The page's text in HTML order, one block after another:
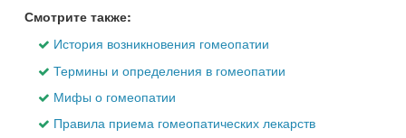
Смотрите также:
История возникновения гомеопатии
Термины и определения в гомеопатии
Мифы о гомеопатии
Правила приема гомеопатических лекарств